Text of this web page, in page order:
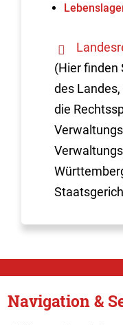
(Hier finden
des Landes,
die
Navigation &